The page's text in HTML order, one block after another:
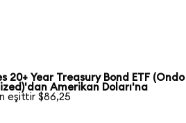
20+ Year Treasury Bond ETF (Ondo
Amerikan Doları'na
eşittir $86,25